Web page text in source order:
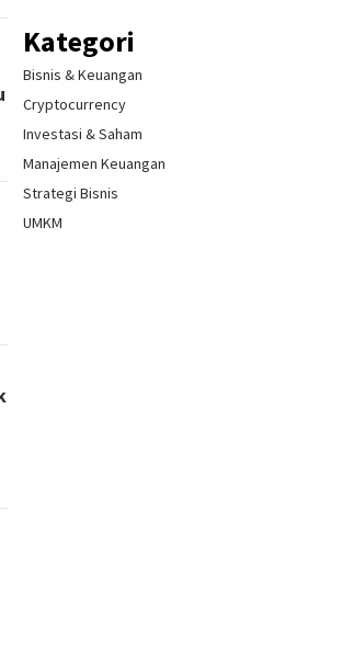
Kategori
Bisnis & Keuangan
Cryptocurrency
Investasi & Saham
Manajemen Keuangan
Strategi Bisnis
UMKM